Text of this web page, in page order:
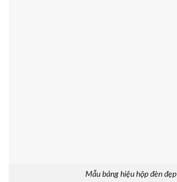
Mẫu bảng hiệu hộp đèn đẹp